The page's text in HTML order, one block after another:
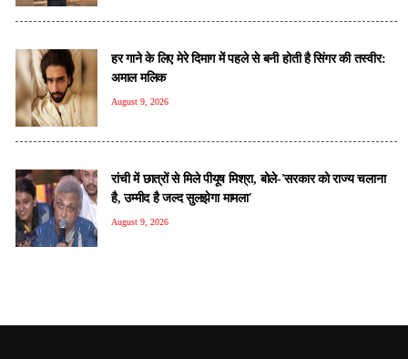
हर गाने के लिए मेरे दिमाग में पहले से बनी होती है सिंगर की तस्वीर:
अमाल मलिक
August 9, 2026
रांची में छात्रों से मिले पीयूष मिश्रा, बोले-'सरकार को राज्य चलाना
है, उम्मीद है जल्द सुलझेगा मामला'
August 9, 2026